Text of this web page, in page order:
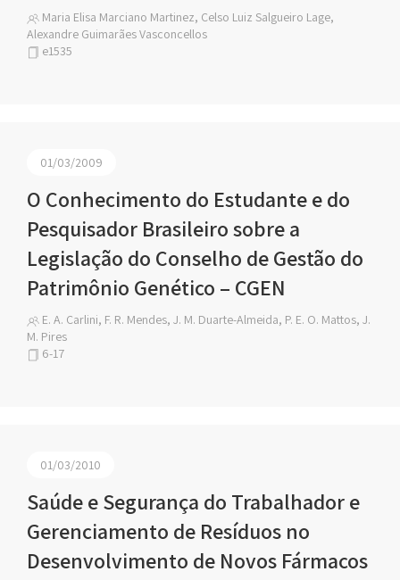
Maria Elisa Marciano Martinez, Celso Luiz Salgueiro Lage,
Alexandre Guimarães Vasconcellos
e1535
01/03/2009
O Conhecimento do Estudante e do
Pesquisador Brasileiro sobre a
Legislação do Conselho de Gestão do
Patrimônio Genético – CGEN
E. A. Carlini, F. R. Mendes, J. M. Duarte-Almeida, P. E. O. Mattos, J.
M. Pires
6-17
01/03/2010
Saúde e Segurança do Trabalhador e
Gerenciamento de Resíduos no
Desenvolvimento de Novos Fármacos